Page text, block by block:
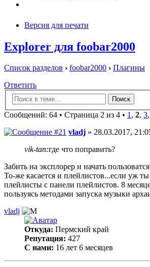
Версия для печати
Explorer для foobar2000
Список разделов › foobar2000 › Плагины
Ответить
Сообщений: 64 • Страница 2 из 4 • 1 , 2, 3,
vladj » 28.03.2017,
vik-tan:где что поправить?
Забить на эксплорер и начать
То-же касается и плейлистов...если уж
плейлисты с панели плейлистов. 8
пользуясь методами запуска музыки
vladj
Откуда: Пермский край
Репутация: 427
С нами: 16 лет 6 месяцев